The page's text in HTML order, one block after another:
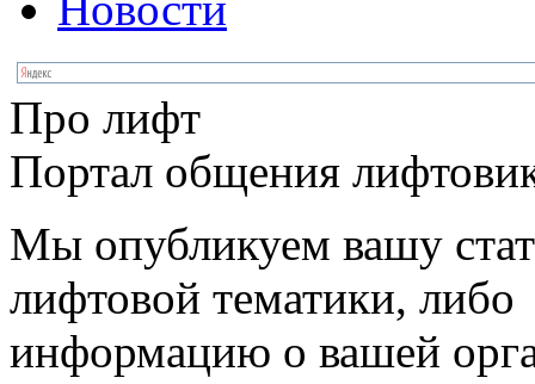
Про лифт
Портал общения
Мы опубликуем вашу
лифтовой тематики, либо
информацию о вашей